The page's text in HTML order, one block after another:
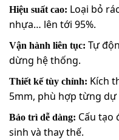
Hiệu suất cao: Loại bỏ
nhựa… lên tới 95%.
Vận hành liên tục: Tự
dừng hệ thống.
Thiết kế tùy chỉnh: Kích
5mm, phù hợp từng dự
Bảo trì dễ dàng: Cấu tạo
sinh và thay thế.